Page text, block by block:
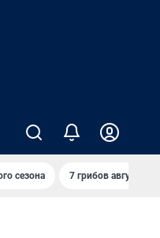
сезона 7 грибов августа